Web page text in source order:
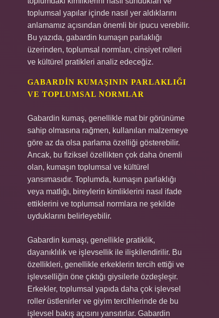
toplumsal yapılar içinde nasıl yer aldıklarını
anlamamız açısından önemli bir ipucu verebilir.
Bu yazıda, gabardin kumaşın parlaklığı
üzerinden, toplumsal normları, cinsiyet rolleri
ve kültürel pratikleri analiz edeceğiz.
GABARDIN KUMAŞININ PARLAKLIĞI
VE TOPLUMSAL NORMLAR
Gabardin kumaş, genellikle mat bir görünüme
sahip olmasına rağmen, kullanılan malzemeye
göre az da olsa parlama özelliği gösterebilir.
Ancak, bu fiziksel özellikten çok daha önemli
olan, kumaşın toplumsal ve kültürel
yansımasıdır. Toplumda, kumaşın parlaklığı
veya matlığı, bireylerin kimliklerini nasıl ifade
ettiklerini ve toplumsal normlara ne şekilde
uyduklarını belirleyebilir.
Gabardin kumaşı, genellikle pratiklik,
dayanıklılık ve işlevsellik ile ilişkilendirilir. Bu
özellikleri, genellikle erkeklerin tercih ettiği ve
işlevselliğin öne çıktığı giysilerle özdeşleşir.
Erkekler, toplumsal yapıda daha çok işlevsel
roller üstlenirler ve giyim tercihlerinde de bu
işlevsel bakış açısını yansıtırlar. Gabardin